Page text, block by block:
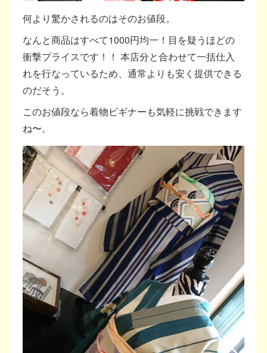
何より驚かされるのはそのお値段。
なんと商品はすべて1000円均一！目を疑うほどの
衝撃プライスです！！ 本店分と合わせて一括仕入
れを行なっているため、通常よりも安く提供できる
のだそう。
このお値段なら着物ビギナーも気軽に挑戦できます
ね〜。